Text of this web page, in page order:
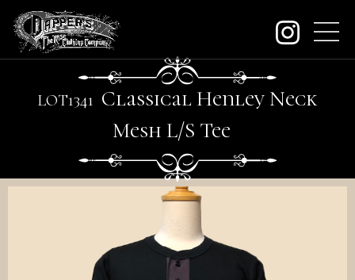
dealers
KeywordSearch
LOT1341 Classical Henley Neck
Mesh L/S Tee